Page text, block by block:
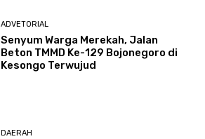
ADVETORIAL
Senyum Warga Merekah, Jalan
Beton TMMD Ke-129 Bojonegoro di
Kesongo Terwujud
DAERAH